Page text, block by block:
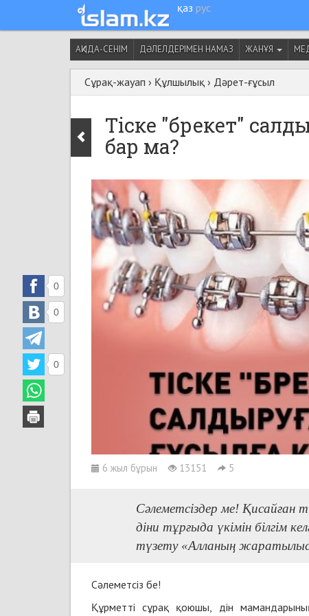
қаз рус
АҚИДА-СЕНІМ ДӘЛЕЛДЕРІМЕН НАМАЗ ЖАНҰЯ
Сұрақ-жауап › Құлшылық › Дәрет-ғұсыл
Тіске "брекет"
бар ма?
6 жыл бұрын 13151 5
0
0
0
Сәлеметсіздер ме! Қисайған
діни тұрғыда үкімін білгім
түзету «Алланың
Сәлеметсіз бе!
Құрметті сұрақ қоюшы, дін